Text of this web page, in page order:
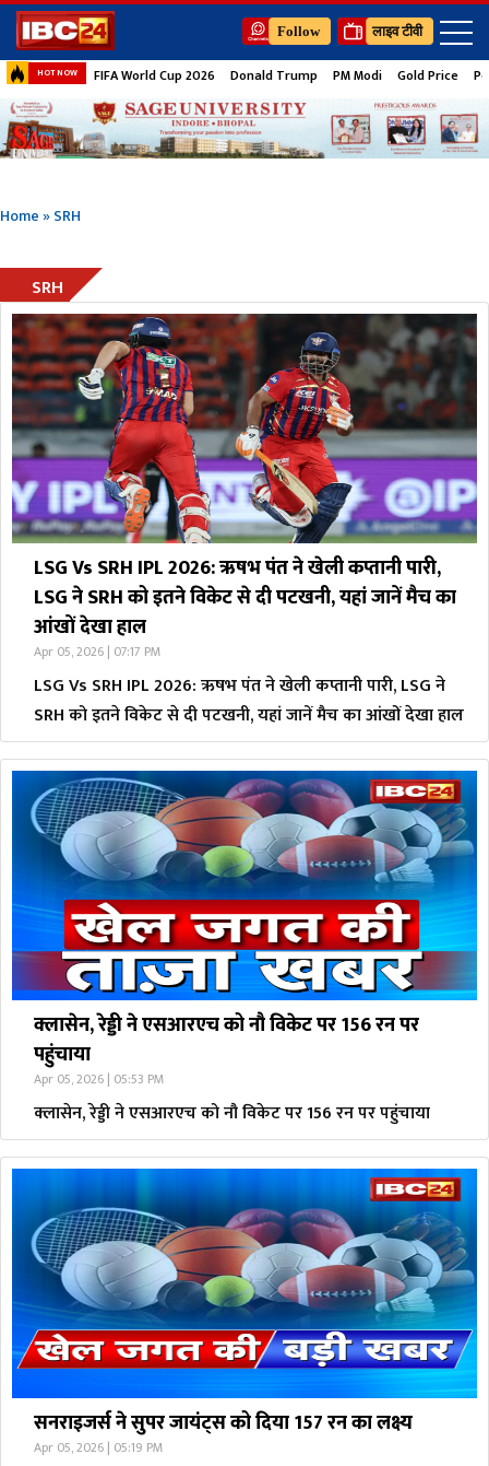
Follow लाइव टीवी
HOT NOW FIFA World Cup 2026 Donald Trump PM Modi Gold Price
Home»SRH
SRH
LSG Vs SRH IPL 2026: ऋषभ पंत ने खेली कप्तानी पारी,
LSG ने SRH को इतने विकेट से दी पटखनी, यहां जानें मैच का
आंखों देखा हाल
Apr 05, 2026 | 07:17 PM
LSG Vs SRH IPL 2026: ऋषभ पंत ने खेली कप्तानी पारी, LSG ने
SRH को इतने विकेट से दी पटखनी, यहां जानें मैच का आंखों देखा हाल
क्लासेन, रेड्डी ने एसआरएच को नौ विकेट पर 156 रन पर
पहुंचाया
Apr 05, 2026 | 05:53 PM
क्लासेन, रेड्डी ने एसआरएच को नौ विकेट पर 156 रन पर पहुंचाया
सनराइजर्स ने सुपर जायंट्स को दिया 157 रन का लक्ष्य
Apr 05, 2026 | 05:19 PM